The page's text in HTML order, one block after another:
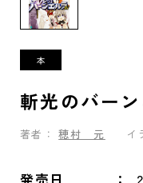
斬光のバー
著者： 穂村 元 イ
発売日